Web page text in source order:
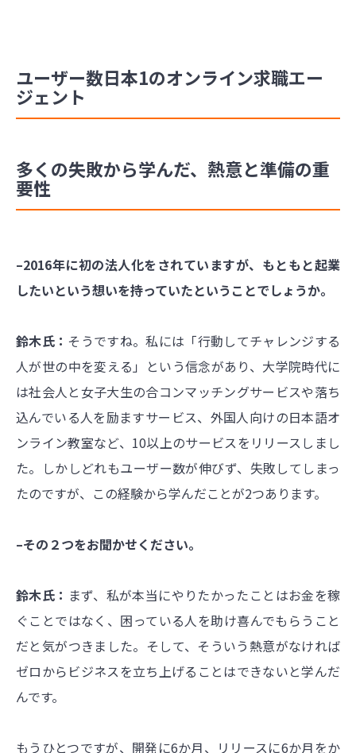
ユーザー数日本1のオンライン求職エー
ジェント
多くの失敗から学んだ、熱意と準備の重
要性
–2016年に初の法人化をされていますが、もともと起業
したいという想いを持っていたということでしょうか。
鈴木氏： そうですね。私には「行動してチャレンジする
人が世の中を変える」という信念があり、大学院時代に
は社会人と女子大生の合コンマッチングサービスや落ち
込んでいる人を励ますサービス、外国人向けの日本語オ
ンライン教室など、10以上のサービスをリリースしまし
た。しかしどれもユーザー数が伸びず、失敗してしまっ
たのですが、この経験から学んだことが2つあります。
–その２つをお聞かせください。
鈴木氏： まず、私が本当にやりたかったことはお金を稼
ぐことではなく、困っている人を助け喜んでもらうこと
だと気がつきました。そして、そういう熱意がなければ
ゼロからビジネスを立ち上げることはできないと学んだ
んです。
もうひとつですが、開発に6か月、リリースに6か月をか